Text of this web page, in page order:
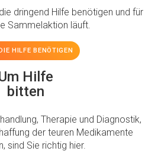
dringend Hilfe benötigen und für
Sammelaktion läuft.
HILFE BENÖTIGEN
Hilfe
bitten
Therapie und Diagnostik,
der teuren Medikamente
sind Sie richtig hier.